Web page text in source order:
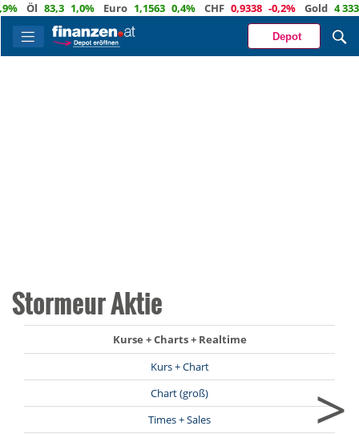
Öl 83,3 1,0% Euro 1,1563 0,4% CHF 0,9338 -0,2% Gold 4 333
Depot
Stormeur Aktie
Kurse + Charts + Realtime
Kurs + Chart
Chart (groß)
Times + Sales
>